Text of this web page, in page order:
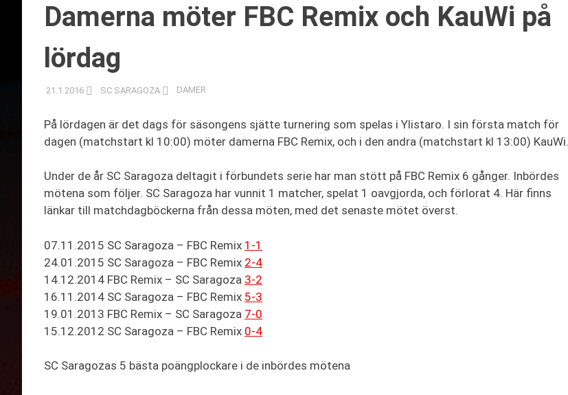
Damerna möter FBC Remix och KauWi på
lördag
21.1.2016 SC SARAGOZA DAMER
På lördagen är det dags för säsongens sjätte turnering som spelas i Ylistaro. I sin första match för
dagen (matchstart kl 10:00) möter damerna FBC Remix, och i den andra (matchstart kl 13:00) KauWi.
Under de år SC Saragoza deltagit i förbundets serie har man stött på FBC Remix 6 gånger. Inbördes
mötena som följer. SC Saragoza har vunnit 1 matcher, spelat 1 oavgjorda, och förlorat 4. Här finns
länkar till matchdagböckerna från dessa möten, med det senaste mötet överst.
07.11.2015 SC Saragoza – FBC Remix 1-1
24.01.2015 SC Saragoza – FBC Remix 2-4
14.12.2014 FBC Remix – SC Saragoza 3-2
16.11.2014 SC Saragoza – FBC Remix 5-3
19.01.2013 FBC Remix – SC Saragoza 7-0
15.12.2012 SC Saragoza – FBC Remix 0-4
SC Saragozas 5 bästa poängplockare i de inbördes mötena